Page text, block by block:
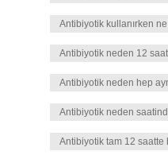
Antibiyotik kullanırken
Antibiyotik neden 12
Antibiyotik neden hep
Antibiyotik neden
Antibiyotik tam 12 saatte